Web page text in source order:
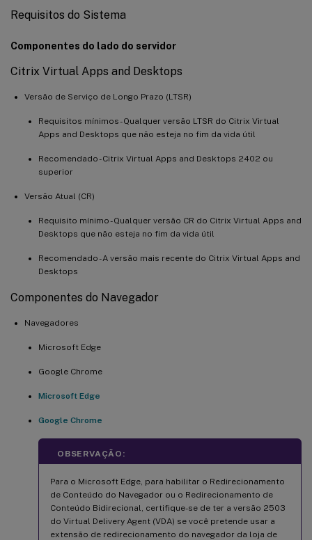
Requisitos do Sistema
Componentes do lado do servidor
Citrix Virtual Apps and Desktops
Versão de Serviço de Longo Prazo (LTSR)
Requisitos mínimos - Qualquer versão LTSR do Citrix Virtual
Apps and Desktops que não esteja no fim da vida útil
Recomendado - Citrix Virtual Apps and Desktops 2402 ou
superior
Versão Atual (CR)
Requisito mínimo - Qualquer versão CR do Citrix Virtual Apps and
Desktops que não esteja no fim da vida útil
Recomendado - A versão mais recente do Citrix Virtual Apps and
Desktops
Componentes do Navegador
Navegadores
Microsoft Edge
Google Chrome
Microsoft Edge
Google Chrome
OBSERVAÇÃO:
Para o Microsoft Edge, para habilitar o Redirecionamento
de Conteúdo do Navegador ou o Redirecionamento de
Conteúdo Bidirecional, certifique-se de ter a versão 2503
do Virtual Delivery Agent (VDA) se você pretende usar a
extensão de redirecionamento do navegador da loja de